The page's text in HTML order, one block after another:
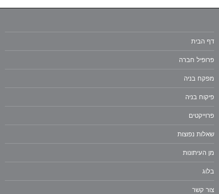
דף הבית
פרופיל חברה
מפקח בניה
פיקוח בניה
פרוייקטים
שאלות נפוצות
מן העיתונות
בלוג
צור קשר